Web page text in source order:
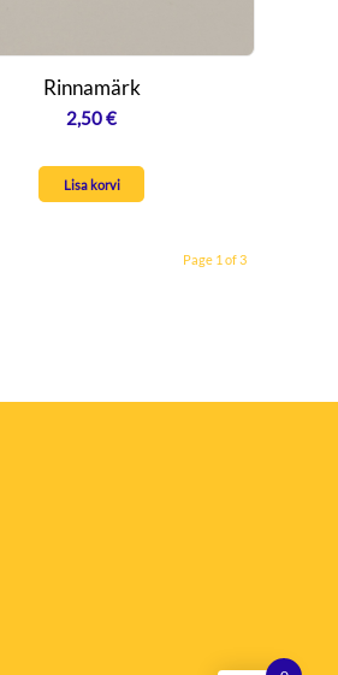
Rinnamärk
2,50€
Lisa korvi
Page 1 of 3